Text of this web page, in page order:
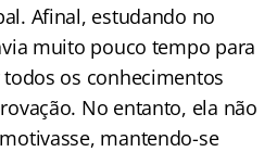
Afinal, estudando no
muito pouco tempo para
os conhecimentos
No entanto, ela não
mantendo-se